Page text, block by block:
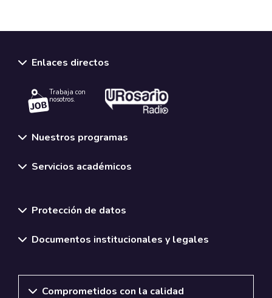
Enlaces directos
Trabaja con
nosotros.
Nuestros programas
Servicios académicos
Protección de datos
Documentos institucionales y legales
Comprometidos con la calidad